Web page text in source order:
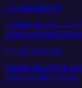
2. kuća u Skorpiji
Saznajte šta znači 2.
oblast materijalnih
4. kuća u Skorpiji
Saznajte šta znači 4.
oblast porodice i doma.